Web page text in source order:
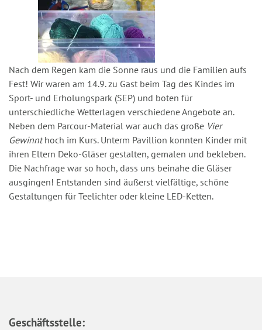
Nach dem Regen kam die Sonne raus und die Familien aufs
Fest! Wir waren am 14.9. zu Gast beim Tag des Kindes im
Sport- und Erholungspark (SEP) und boten für
unterschiedliche Wetterlagen verschiedene Angebote an.
Neben dem Parcour-Material war auch das große Vier
Gewinnthoch im Kurs. Unterm Pavillion konnten Kinder mit
ihren Eltern Deko-Gläser gestalten, gemalen und bekleben.
Die Nachfrage war so hoch, dass uns beinahe die Gläser
ausgingen! Entstanden sind äußerst vielfältige, schöne
Gestaltungen für Teelichter oder kleine LED-Ketten.
Geschäftsstelle: